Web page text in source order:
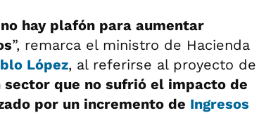
hay plafón para aumentar
”, remarca el ministro de Hacienda
López, al referirse al proyecto de
sector que no sufrió el impacto de
por un incremento de Ingresos